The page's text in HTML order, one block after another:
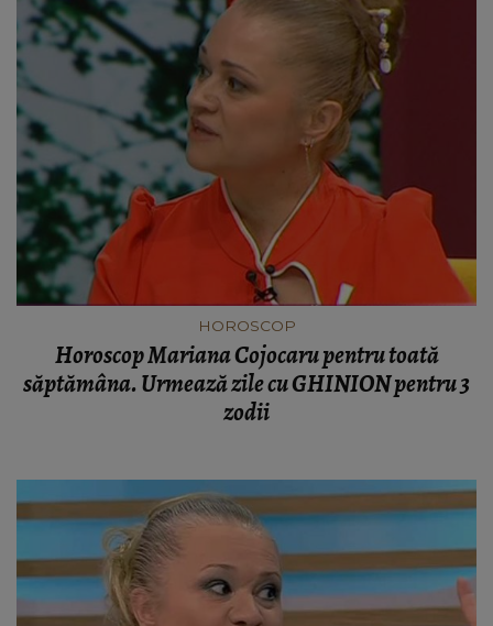
HOROSCOP
Horoscop Mariana Cojocaru pentru toată
săptămâna. Urmează zile cu GHINION pentru 3
zodii